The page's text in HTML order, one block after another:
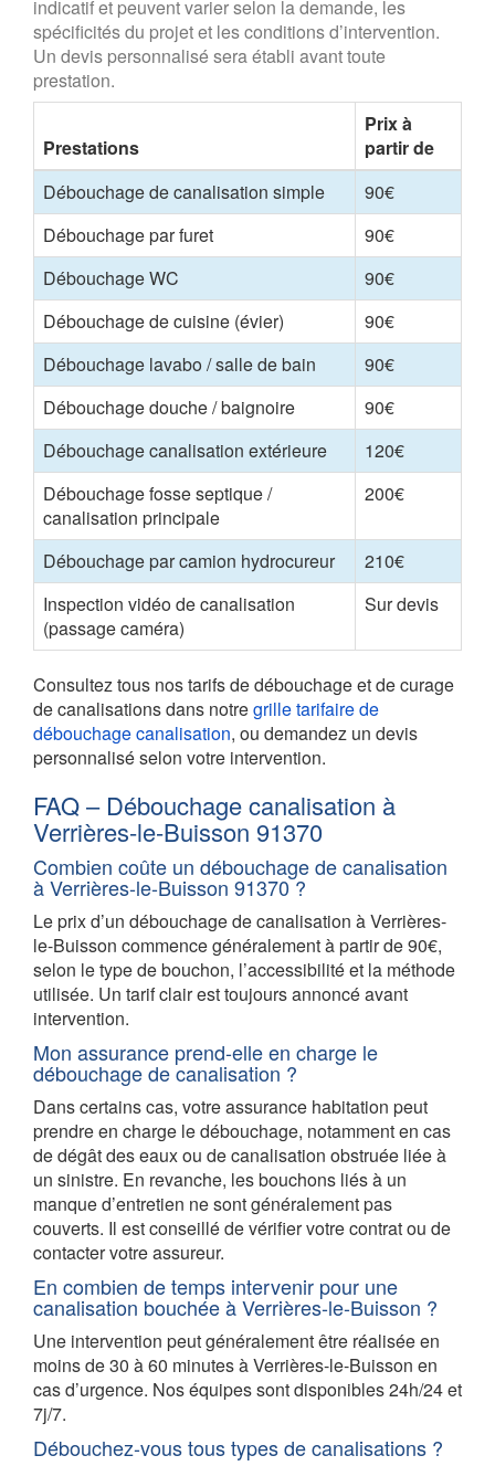
indicatif et peuvent varier selon la demande, les
spécificités du projet et les conditions d’intervention.
Un devis personnalisé sera établi avant toute
prestation.
Prestations
Prix à
partir de
Débouchage de canalisation simple
90€
Débouchage par furet
90€
Débouchage WC
90€
Débouchage de cuisine (évier)
90€
Débouchage lavabo / salle de bain
90€
Débouchage douche / baignoire
90€
Débouchage canalisation extérieure
120€
Débouchage fosse septique /
canalisation principale
200€
Débouchage par camion hydrocureur
210€
Inspection vidéo de canalisation
(passage caméra)
Sur devis
Consultez tous nos tarifs de débouchage et de curage
de canalisations dans notregrille tarifaire de
débouchage canalisation, ou demandez un devis
personnalisé selon votre intervention.
FAQ – Débouchage canalisation à
Verrières-le-Buisson 91370
Combien coûte un débouchage de canalisation
à Verrières-le-Buisson 91370 ?
Le prix d’un débouchage de canalisation à Verrières-
le-Buisson commence généralement à partir de 90€,
selon le type de bouchon, l’accessibilité et la méthode
utilisée. Un tarif clair est toujours annoncé avant
intervention.
Mon assurance prend-elle en charge le
débouchage de canalisation ?
Dans certains cas, votre assurance habitation peut
prendre en charge le débouchage, notamment en cas
de dégât des eaux ou de canalisation obstruée liée à
un sinistre. En revanche, les bouchons liés à un
manque d’entretien ne sont généralement pas
couverts. Il est conseillé de vérifier votre contrat ou de
contacter votre assureur.
En combien de temps intervenir pour une
canalisation bouchée à Verrières-le-Buisson ?
Une intervention peut généralement être réalisée en
moins de 30 à 60 minutes à Verrières-le-Buisson en
cas d’urgence. Nos équipes sont disponibles 24h/24 et
7j/7.
Débouchez-vous tous types de canalisations ?